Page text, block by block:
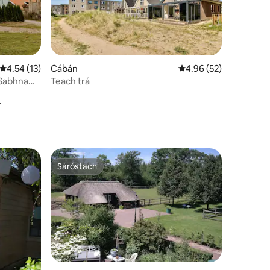
Meánrátáil 4.54 as 5, 13 léirmheas
4.54 (13)
Cábán Meánrátáil 4.96 as 5,
4.96 (52)
Teach trá
Sáróstach
Sáróstach